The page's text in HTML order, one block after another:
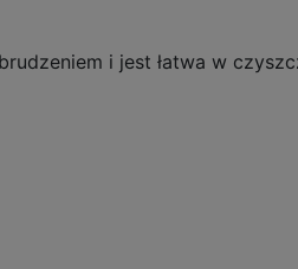
i jest łatwa w